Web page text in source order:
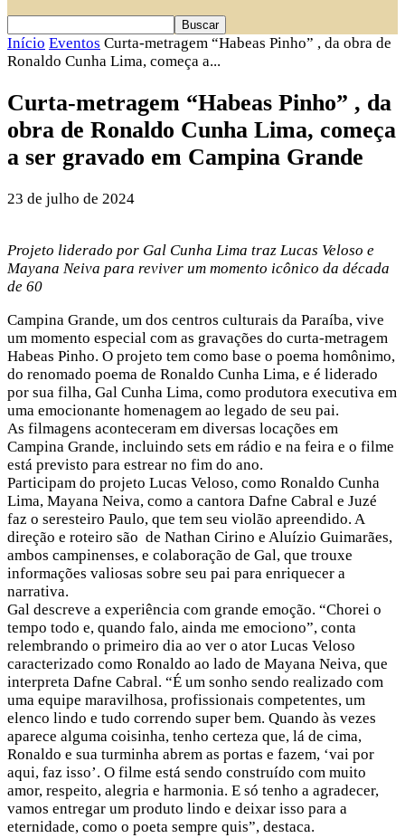
Início Eventos Curta-metragem “Habeas Pinho” , da obra de
Ronaldo Cunha Lima, começa a...
Curta-metragem “Habeas Pinho” , da
obra de Ronaldo Cunha Lima, começa
a ser gravado em Campina Grande
23 de julho de 2024
Projeto liderado por Gal Cunha Lima traz Lucas Veloso e
Mayana Neiva para reviver um momento icônico da década
de 60
Campina Grande, um dos centros culturais da Paraíba, vive
um momento especial com as gravações do curta-metragem
Habeas Pinho. O projeto tem como base o poema homônimo,
do renomado poema de Ronaldo Cunha Lima, e é liderado
por sua filha, Gal Cunha Lima, como produtora executiva em
uma emocionante homenagem ao legado de seu pai.
As filmagens aconteceram em diversas locações em
Campina Grande, incluindo sets em rádio e na feira e o filme
está previsto para estrear no fim do ano.
Participam do projeto Lucas Veloso, como Ronaldo Cunha
Lima, Mayana Neiva, como a cantora Dafne Cabral e Juzé
faz o seresteiro Paulo, que tem seu violão apreendido. A
direção e roteiro são de Nathan Cirino e Aluízio Guimarães,
ambos campinenses, e colaboração de Gal, que trouxe
informações valiosas sobre seu pai para enriquecer a
narrativa.
Gal descreve a experiência com grande emoção. “Chorei o
tempo todo e, quando falo, ainda me emociono”, conta
relembrando o primeiro dia ao ver o ator Lucas Veloso
caracterizado como Ronaldo ao lado de Mayana Neiva, que
interpreta Dafne Cabral. “É um sonho sendo realizado com
uma equipe maravilhosa, profissionais competentes, um
elenco lindo e tudo correndo super bem. Quando às vezes
aparece alguma coisinha, tenho certeza que, lá de cima,
Ronaldo e sua turminha abrem as portas e fazem, ‘vai por
aqui, faz isso’. O filme está sendo construído com muito
amor, respeito, alegria e harmonia. E só tenho a agradecer,
vamos entregar um produto lindo e deixar isso para a
eternidade, como o poeta sempre quis”, destaca.